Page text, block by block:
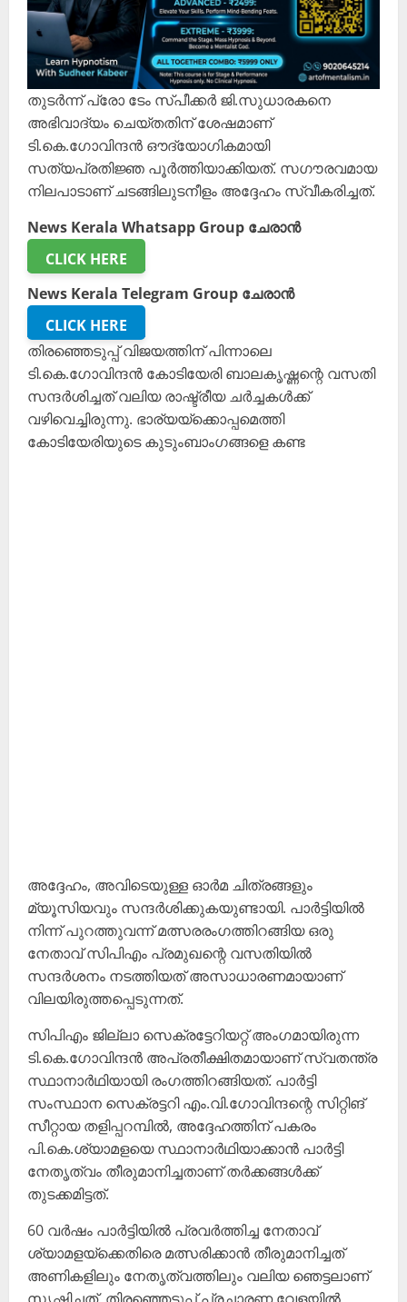
തുടർന്ന് പ്രോ ടേം സ്പീക്കർ ജി.സുധാരകനെ
അഭിവാദ്യം ചെയ്തതിന് ശേഷമാണ്
ടി.കെ.ഗോവിന്ദൻ ഔദ്യോഗികമായി
സത്യപ്രതിജ്ഞ പൂർത്തിയാക്കിയത്. സഗൗരവമായ
നിലപാടാണ് ചടങ്ങിലുടനീളം അദ്ദേഹം സ്വീകരിച്ചത്.
News Kerala Whatsapp Group ചേരാൻ
CLICK HERE
News Kerala Telegram Group ചേരാൻ
CLICK HERE
തിരഞ്ഞെടുപ്പ് വിജയത്തിന് പിന്നാലെ
ടി.കെ.ഗോവിന്ദൻ കോടിയേരി ബാലകൃഷ്ണന്റെ വസതി
സന്ദർശിച്ചത് വലിയ രാഷ്ട്രീയ ചർച്ചകൾക്ക്
വഴിവെച്ചിരുന്നു. ഭാര്യയ്ക്കൊപ്പമെത്തി
കോടിയേരിയുടെ കുടുംബാംഗങ്ങളെ കണ്ട
അദ്ദേഹം, അവിടെയുള്ള ഓർമ ചിത്രങ്ങളും
മ്യൂസിയവും സന്ദർശിക്കുകയുണ്ടായി. പാർട്ടിയിൽ
നിന്ന് പുറത്തുവന്ന് മത്സരരംഗത്തിറങ്ങിയ ഒരു
നേതാവ് സിപിഎം പ്രമുഖന്റെ വസതിയിൽ
സന്ദർശനം നടത്തിയത് അസാധാരണമായാണ്
വിലയിരുത്തപ്പെടുന്നത്.
സിപിഎം ജില്ലാ സെക്രട്ടേറിയറ്റ് അംഗമായിരുന്ന
ടി.കെ.ഗോവിന്ദൻ അപ്രതീക്ഷിതമായാണ് സ്വതന്ത്ര
സ്ഥാനാർഥിയായി രംഗത്തിറങ്ങിയത്. പാർട്ടി
സംസ്ഥാന സെക്രട്ടറി എം.വി.ഗോവിന്ദന്റെ സിറ്റിങ്
സീറ്റായ തളിപ്പറമ്പിൽ, അദ്ദേഹത്തിന് പകരം
പി.കെ.ശ്യാമളയെ സ്ഥാനാർഥിയാക്കാൻ പാർട്ടി
നേതൃത്വം തീരുമാനിച്ചതാണ് തർക്കങ്ങൾക്ക്
തുടക്കമിട്ടത്.
60 വർഷം പാർട്ടിയിൽ പ്രവർത്തിച്ച നേതാവ്
ശ്യാമളയ്ക്കെതിരെ മത്സരിക്കാൻ തീരുമാനിച്ചത്
അണികളിലും നേതൃത്വത്തിലും വലിയ ഞെട്ടലാണ്